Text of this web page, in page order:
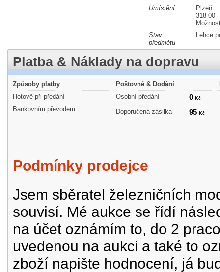
Umístění
Plzeň
318 00
Stav
předmětu
Lehce
Platba & Náklady na dopravu
Způsoby platby
Hotově při předání
Bankovním převodem
Poštovné & Dodání
Osobní předání
0 Kč
Doporučená zásilka 95 Kč
Podmínky prodejce
Jsem sběratel železničních
souvisí. Mé aukce se řídí
na účet oznámím to, do 2
uvedenou na aukci a také to
zboží napište hodnocení, já